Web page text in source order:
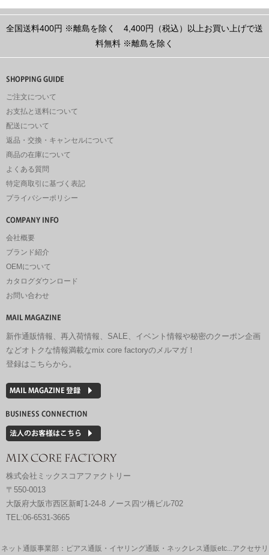
全国送料400円 ※離島を除く
4,400円（税込）以上お買い上げで送
料無料 ※離島を除く
ご注文について
お支払と送料について
配送について
返品・交換・キャンセルについて
商品の在庫について
よくある質問
特定商取引に基づく表記
プライバシーポリシー
会社概要
ブランド紹介
OEMについて
カタログダウンロード
お問い合わせ
新作通販情報、再入荷情報、SALE、イベント情報や秘密のクーポン企画
などオトクな情報満載なmix core factoryのメルマガ！
登録はこちらから。
株式会社ミックスコアファクトリー
〒550-0013
大阪府大阪市西区新町1-24-8 ノース四ツ橋ビル702
TEL:06-6531-3665
ネット通販事業部：ピアス通販・イヤリング通販・ネックレス通販etc...アクセサリ